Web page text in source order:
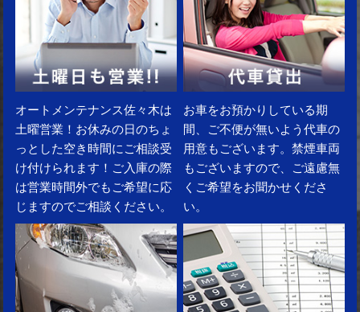
オートメンテナンス佐々木は
土曜営業！お休みの日のちょ
っとした空き時間にご相談受
け付けられます！ご入庫の際
は営業時間外でもご希望に応
じますのでご相談ください。
お車をお預かりしている期
間、ご不便が無いよう代車の
用意もございます。禁煙車両
もございますので、ご遠慮無
くご希望をお聞かせくださ
い。